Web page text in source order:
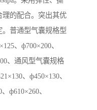
的配合。突出其优
普通型气囊规格型
、ф700×200、
、通风型气囊规格
、ф450×130、
ф610×260、